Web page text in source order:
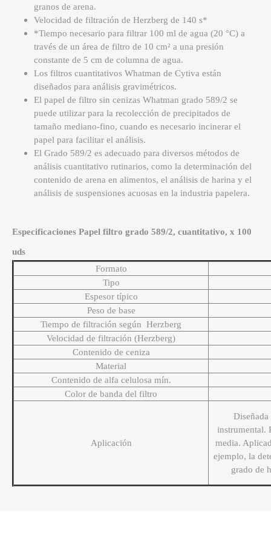
granos de arena.
Velocidad de filtración de Herzberg de 140 s*
*Tiempo necesario para filtrar 100 ml de agua (20 °C) a
través de un área de filtro de 10 cm² a una presión
constante de 5 cm de columna de agua.
Los filtros cuantitativos Whatman de Cytiva están
diseñados para análisis gravimétricos.
El papel de filtro sin cenizas Whatman grado 589/2 se
puede utilizar para la recolección de precipitados de
tamaño mediano-fino, cuando es necesario incinerar el
papel para facilitar el análisis.
El Grado 589/2 es adecuado para diversos métodos de
análisis cuantitativo rutinarios, como la determinación del
contenido de arena en alimentos, el análisis de harina y el
análisis de suspensiones acuosas en la industria papelera.
Especificaciones Papel filtro grado 589/2, cuantitativo, x 100
uds
Formato
Tipo
Espesor típico
Peso de base
Tiempo de filtración según Herzberg
Velocidad de filtración (Herzberg)
Contenido de ceniza
Material
Contenido de alfa celulosa mín.
Color de banda del filtro
Aplicación
instrumental.
media.
ejemplo, la
grado de